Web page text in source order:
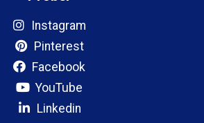
Instagram
Pinterest
Facebook
YouTube
Linkedin